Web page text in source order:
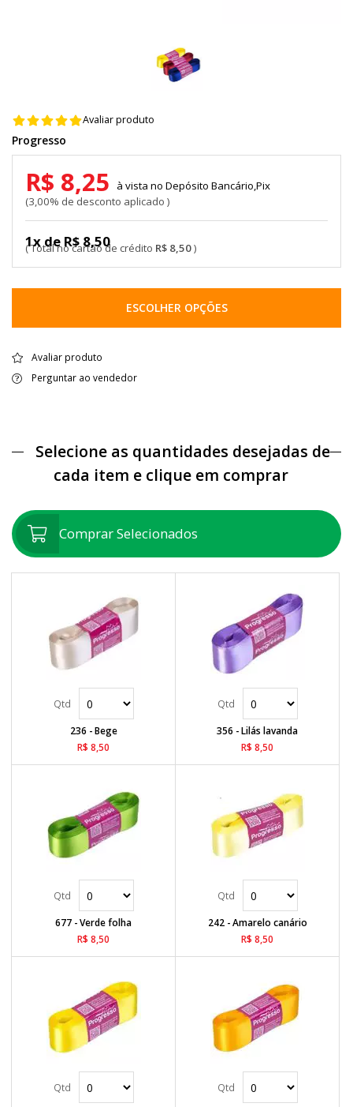
Avaliar produto
Progresso
R$ 8,50
1x de R$ 8,50
R$ 8,25
3,00% de desconto aplicado
Depósito Bancário,Pix
ESCOLHER OPÇÕES
Avaliar produto
Perguntar ao vendedor
Selecione as quantidades desejadas de
cada item e clique em comprar
Comprar Selecionados
236 - Bege
R$ 8,50
356 - Lilás lavanda
R$ 8,50
677 - Verde folha
R$ 8,50
242 - Amarelo canário
R$ 8,50